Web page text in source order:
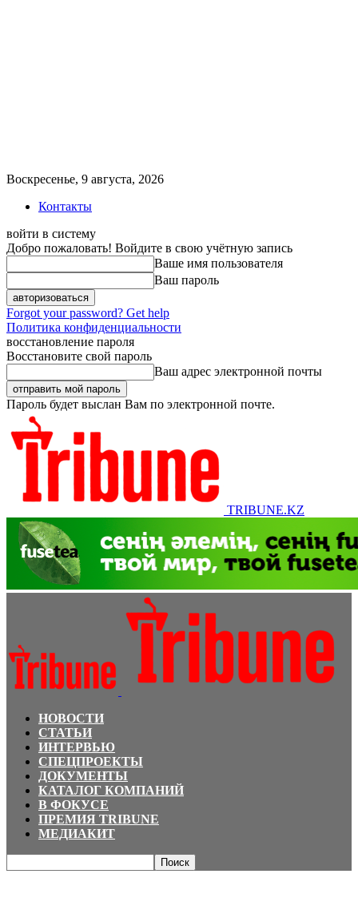
Воскресенье, 9 августа, 2026
Контакты
войти в систему
Добро пожаловать! Войдите в свою учётную запись
Ваше имя пользователя
Ваш пароль
Forgot your password? Get help
Политика конфиденциальности
восстановление пароля
Восстановите свой пароль
Ваш адрес электронной почты
Пароль будет выслан Вам по электронной почте.
TRIBUNE.KZ
НОВОСТИ
СТАТЬИ
ИНТЕРВЬЮ
СПЕЦПРОЕКТЫ
ДОКУМЕНТЫ
КАТАЛОГ КОМПАНИЙ
В ФОКУСЕ
ПРЕМИЯ TRIBUNE
МЕДИАКИТ